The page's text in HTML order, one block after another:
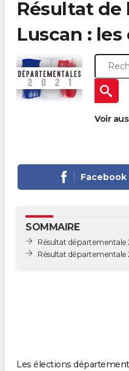
Résultat
Luscan : les
Voir
Facebook
SOMMAIRE
Résultat départementale
Résultat départementale
Les élections